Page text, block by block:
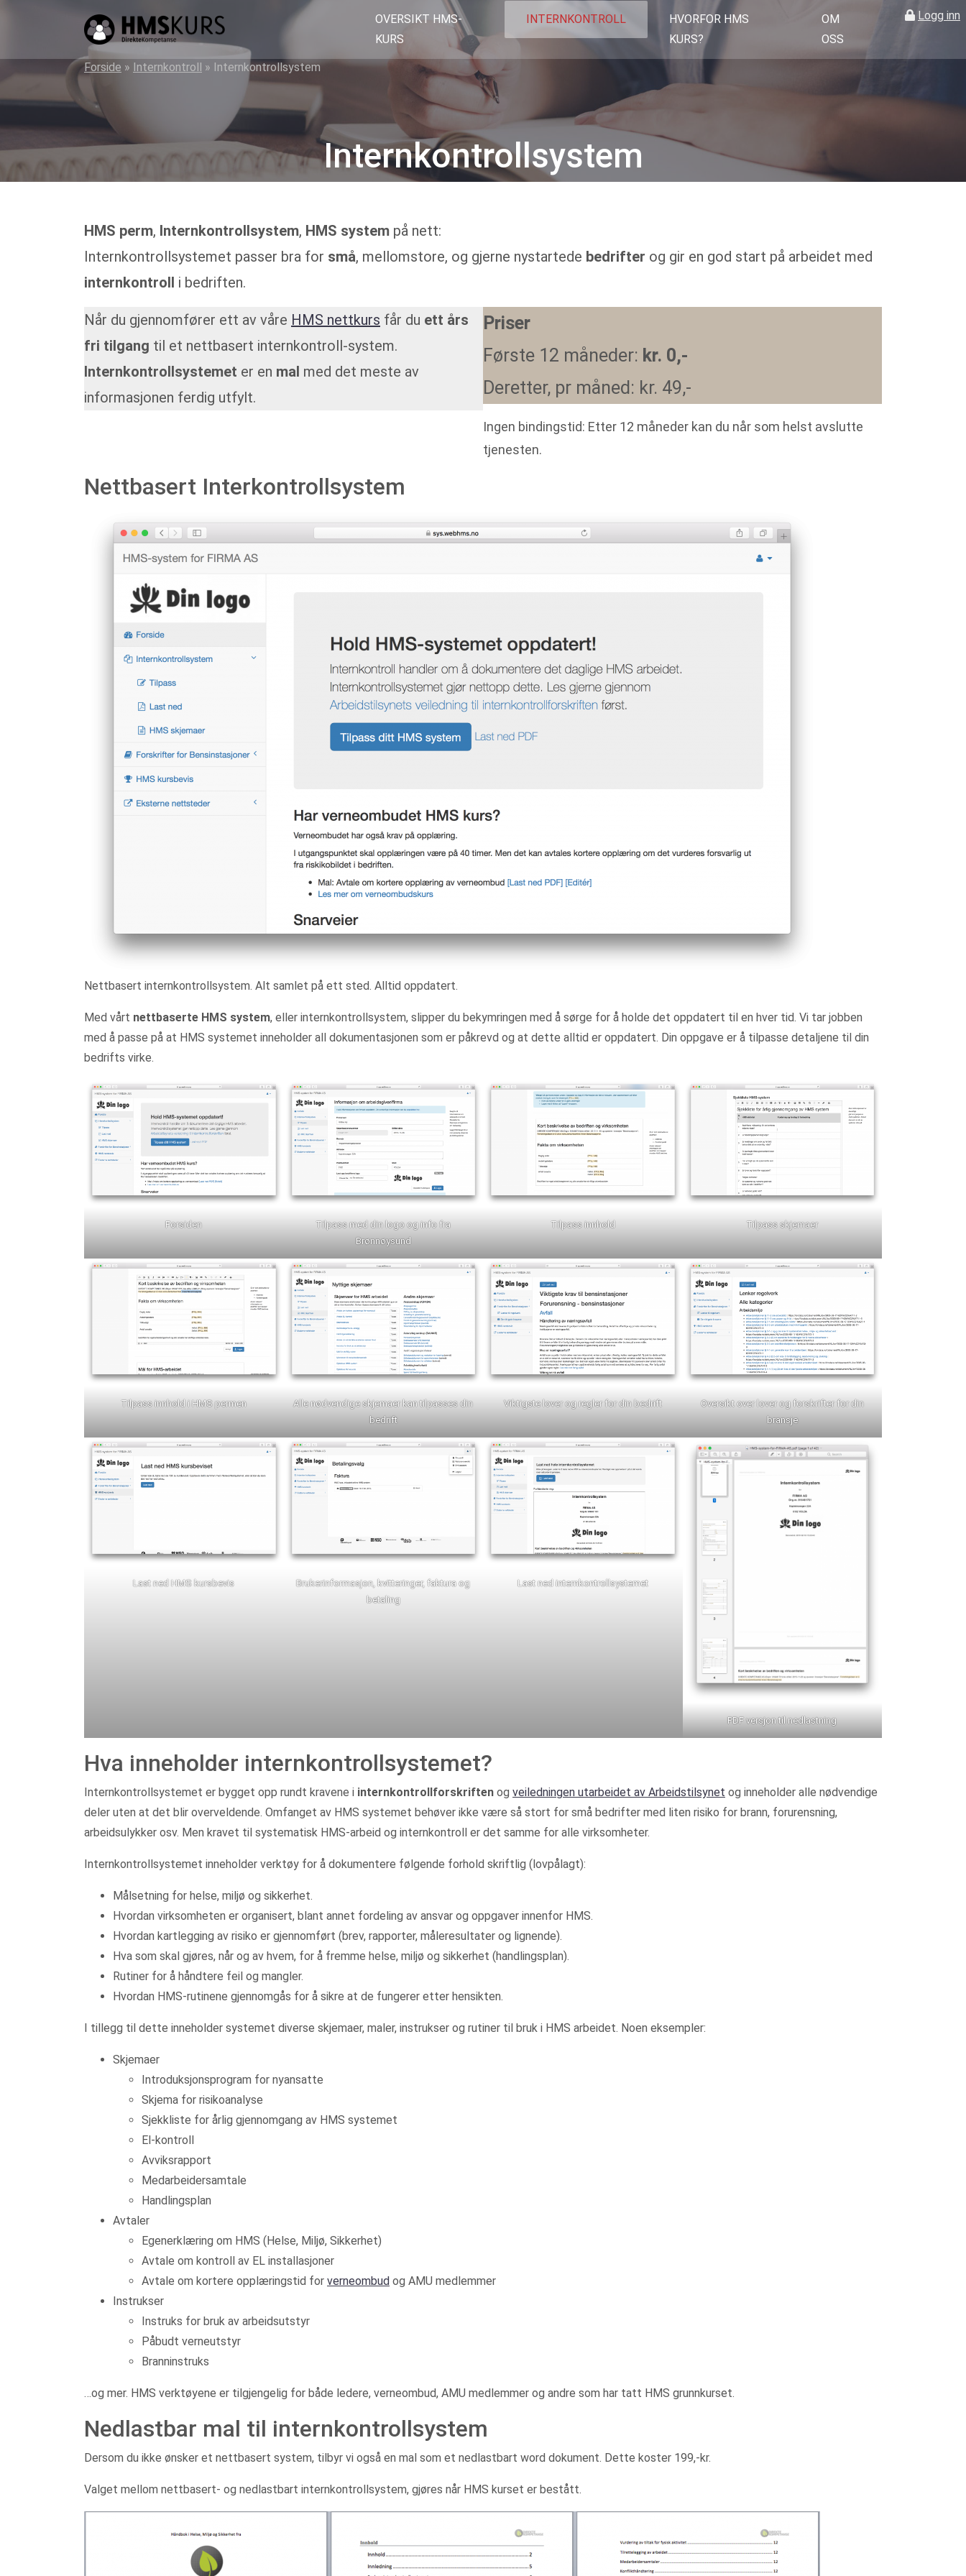
Logg inn
kurs
på
for
ledere
og
verneombud
OVERSIKT HMS-
KURS
INTERNKONTROLL
HVORFOR HMS
KURS?
OM
OSS
Forside » Internkontroll » Internkontrollsystem
Internkontrollsystem
HMS perm, Internkontrollsystem, HMS system på nett:
Internkontrollsystemet passer bra for små, mellomstore, og gjerne nystartede bedrifter og gir en god start på arbeidet med
internkontroll i bedriften.
Når du gjennomfører ett av våre HMS nettkurs får du ett års
fri tilgang til et nettbasert internkontroll-system.
Internkontrollsystemet er en mal med det meste av
informasjonen ferdig utfylt.
Priser
Første 12 måneder: kr. 0,-
Deretter, pr måned: kr. 49,-
Ingen bindingstid: Etter 12 måneder kan du når som helst avslutte
tjenesten.
Nettbasert Interkontrollsystem
Nettbasert internkontrollsystem. Alt samlet på ett sted. Alltid oppdatert.
Med vårt nettbaserte HMS system, eller internkontrollsystem, slipper du bekymringen med å sørge for å holde det oppdatert til en hver tid. Vi tar jobben
med å passe på at HMS systemet inneholder all dokumentasjonen som er påkrevd og at dette alltid er oppdatert. Din oppgave er å tilpasse detaljene til din
bedrifts virke.
Forsiden
Tilpass med din logo og info fra
Brønnøysund
Tilpass innhold Tilpass skjemaer
Tilpass innhold i HMS permen
Alle nødvendige skjemaer kan tilpasses din
bedrift
Viktigste lover og regler for din bedrift
Oversikt over lover og forskrifter for din
bransje
Last ned HMS kursbevis
Brukerinformasjon, kvitteringer, faktura og
betaling
Last ned internkontrollsystemet
PDF versjon til nedlastning
Hva inneholder internkontrollsystemet?
Internkontrollsystemet er bygget opp rundt kravene i internkontrollforskriften og veiledningen utarbeidet av Arbeidstilsynet og inneholder alle nødvendige
deler uten at det blir overveldende. Omfanget av HMS systemet behøver ikke være så stort for små bedrifter med liten risiko for brann, forurensning,
arbeidsulykker osv. Men kravet til systematisk HMS-arbeid og internkontroll er det samme for alle virksomheter.
Internkontrollsystemet inneholder verktøy for å dokumentere følgende forhold skriftlig (lovpålagt):
Målsetning for helse, miljø og sikkerhet.
Hvordan virksomheten er organisert, blant annet fordeling av ansvar og oppgaver innenfor HMS.
Hvordan kartlegging av risiko er gjennomført (brev, rapporter, måleresultater og lignende).
Hva som skal gjøres, når og av hvem, for å fremme helse, miljø og sikkerhet (handlingsplan).
Rutiner for å håndtere feil og mangler.
Hvordan HMS-rutinene gjennomgås for å sikre at de fungerer etter hensikten.
I tillegg til dette inneholder systemet diverse skjemaer, maler, instrukser og rutiner til bruk i HMS arbeidet. Noen eksempler:
Skjemaer
Introduksjonsprogram for nyansatte
Skjema for risikoanalyse
Sjekkliste for årlig gjennomgang av HMS systemet
El-kontroll
Avviksrapport
Medarbeidersamtale
Handlingsplan
Avtaler
Egenerklæring om HMS (Helse, Miljø, Sikkerhet)
Avtale om kontroll av EL installasjoner
Avtale om kortere opplæringstid for verneombud og AMU medlemmer
Instrukser
Instruks for bruk av arbeidsutstyr
Påbudt verneutstyr
Branninstruks
…og mer. HMS verktøyene er tilgjengelig for både ledere, verneombud, AMU medlemmer og andre som har tatt HMS grunnkurset.
Nedlastbar mal til internkontrollsystem
Dersom du ikke ønsker et nettbasert system, tilbyr vi også en mal som et nedlastbart word dokument. Dette koster 199,-kr.
Valget mellom nettbasert- og nedlastbart internkontrollsystem, gjøres når HMS kurset er bestått.